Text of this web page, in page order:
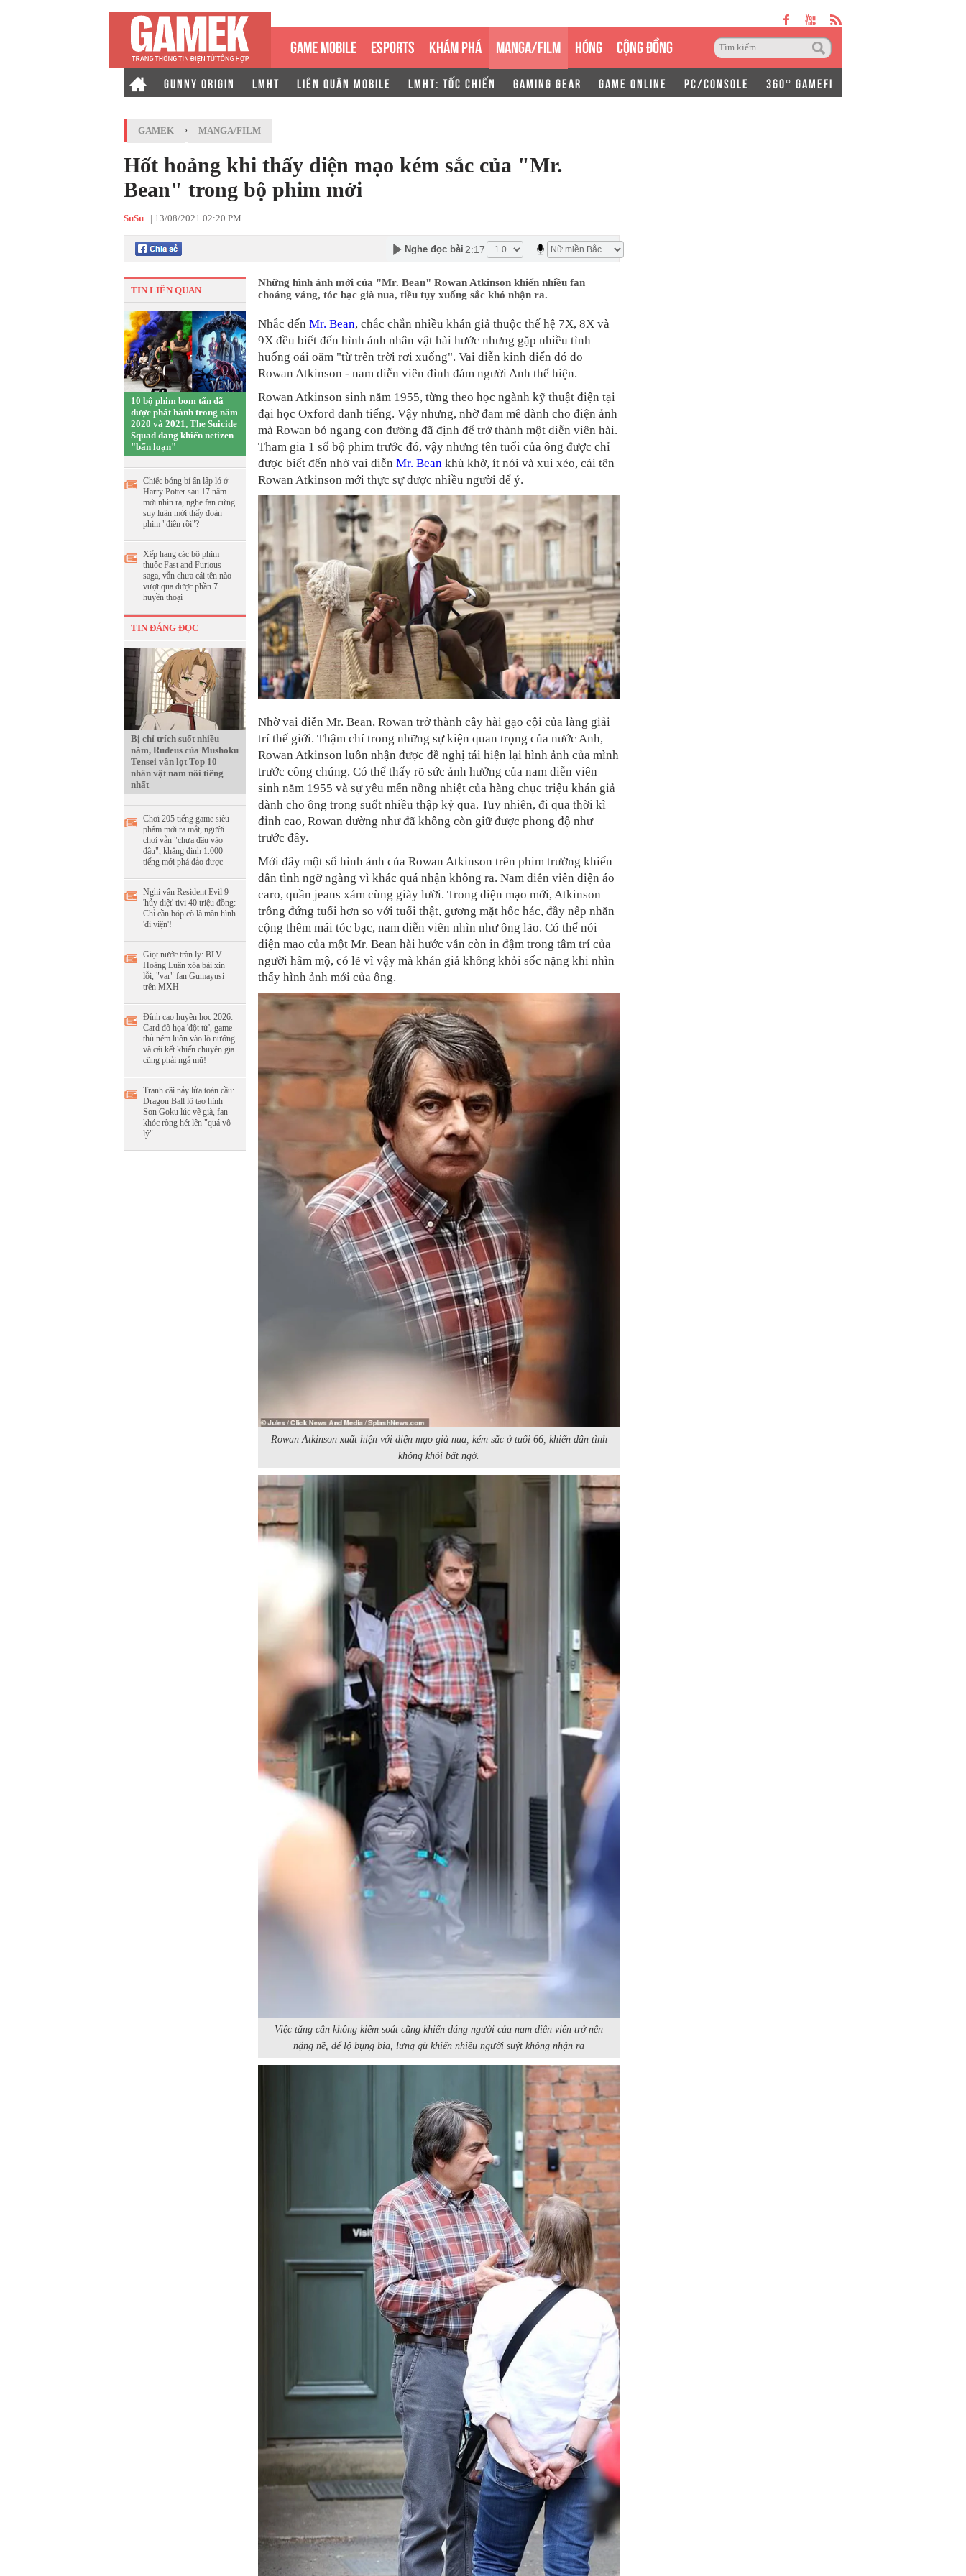
GAME MOBILE ESPORTS KHÁM PHÁ MANGA/FILM HÓNG CỘNG ĐỒNG
GUNNY ORIGIN LMHT LIÊN QUÂN MOBILE LMHT: TỐC CHIẾN GAMING GEAR GAME ONLINE PC/CONSOLE 360° GAMEFI
GAMEK › MANGA/FILM
Hốt hoảng khi thấy diện mạo kém sắc của "Mr.
Bean" trong bộ phim mới
SuSu | 13/08/2021 02:20 PM
Nghe đọc bài 2:17
TIN LIÊN QUAN
10 bộ phim bom tấn đã
được phát hành trong năm
2020 và 2021, The Suicide
Squad đang khiến netizen
"bấn loạn"
Chiếc bóng bí ẩn lấp ló ở
Harry Potter sau 17 năm
mới nhìn ra, nghe fan cứng
suy luận mới thấy đoàn
phim "điên rồi"?
Xếp hạng các bộ phim
thuộc Fast and Furious
saga, vẫn chưa cái tên nào
vượt qua được phần 7
huyền thoại
TIN ĐÁNG ĐỌC
Bị chỉ trích suốt nhiều
năm, Rudeus của Mushoku
Tensei vẫn lọt Top 10
nhân vật nam nổi tiếng
nhất
Chơi 205 tiếng game siêu
phẩm mới ra mắt, người
chơi vẫn "chưa đâu vào
đâu", khẳng định 1.000
tiếng mới phá đảo được
Nghi vấn Resident Evil 9
'hủy diệt' tivi 40 triệu đồng:
Chỉ cần bóp cò là màn hình
'đi viện'!
Giọt nước tràn ly: BLV
Hoàng Luân xóa bài xin
lỗi, "var" fan Gumayusi
trên MXH
Đỉnh cao huyền học 2026:
Card đồ họa 'đột tử', game
thủ ném luôn vào lò nướng
và cái kết khiến chuyên gia
cũng phải ngả mũ!
Tranh cãi nảy lửa toàn cầu:
Dragon Ball lộ tạo hình
Son Goku lúc về già, fan
khóc ròng hét lên "quá vô
lý"
Những hình ảnh mới của "Mr. Bean" Rowan Atkinson khiến nhiều fan
choáng váng, tóc bạc già nua, tiều tụy xuống sắc khó nhận ra.
Nhắc đến Mr. Bean, chắc chắn nhiều khán giả thuộc thế hệ 7X, 8X và
9X đều biết đến hình ảnh nhân vật hài hước nhưng gặp nhiều tình
huống oái oăm "từ trên trời rơi xuống". Vai diễn kinh điển đó do
Rowan Atkinson - nam diễn viên đình đám người Anh thể hiện.
Rowan Atkinson sinh năm 1955, từng theo học ngành kỹ thuật điện tại
đại học Oxford danh tiếng. Vậy nhưng, nhờ đam mê dành cho điện ảnh
mà Rowan bỏ ngang con đường đã định để trở thành một diễn viên hài.
Tham gia 1 số bộ phim trước đó, vậy nhưng tên tuổi của ông được chỉ
được biết đến nhờ vai diễn Mr. Bean khù khờ, ít nói và xui xẻo, cái tên
Rowan Atkinson mới thực sự được nhiều người để ý.
Nhờ vai diễn Mr. Bean, Rowan trở thành cây hài gạo cội của làng giải
trí thế giới. Thậm chí trong những sự kiện quan trọng của nước Anh,
Rowan Atkinson luôn nhận được đề nghị tái hiện lại hình ảnh của mình
trước công chúng. Có thể thấy rõ sức ảnh hưởng của nam diễn viên
sinh năm 1955 và sự yêu mến nồng nhiệt của hàng chục triệu khán giả
dành cho ông trong suốt nhiều thập kỷ qua. Tuy nhiên, đi qua thời kì
đỉnh cao, Rowan dường như đã không còn giữ được phong độ như
trước đây.
Mới đây một số hình ảnh của Rowan Atkinson trên phim trường khiến
dân tình ngỡ ngàng vì khác quá nhận không ra. Nam diễn viên diện áo
caro, quần jeans xám cùng giày lười. Trong diện mạo mới, Atkinson
trông đứng tuổi hơn so với tuổi thật, gương mặt hốc hác, đầy nếp nhăn
cộng thêm mái tóc bạc, nam diễn viên nhìn như ông lão. Có thể nói
diện mạo của một Mr. Bean hài hước vẫn còn in đậm trong tâm trí của
người hâm mộ, có lẽ vì vậy mà khán giả không khỏi sốc nặng khi nhìn
thấy hình ảnh mới của ông.
Rowan Atkinson xuất hiện với diện mạo già nua, kém sắc ở tuổi 66, khiến dân tình
không khỏi bất ngờ.
Việc tăng cân không kiểm soát cũng khiến dáng người của nam diễn viên trở nên
nặng nề, để lộ bụng bia, lưng gù khiến nhiều người suýt không nhận ra